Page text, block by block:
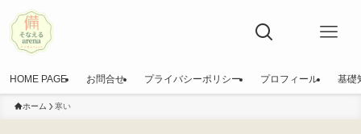
HOME PAGE お問合せ プライバシーポリシー プロフィール 基礎
ホーム 寒い